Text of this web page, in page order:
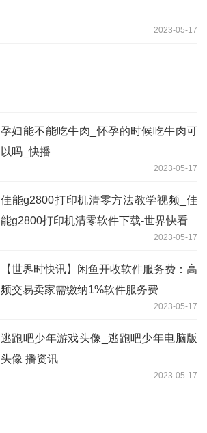
2023-05-17
孕妇能不能吃牛肉_怀孕的时候吃牛肉可
以吗_快播
2023-05-17
佳能g2800打印机清零方法教学视频_佳
能g2800打印机清零软件下载-世界快看
2023-05-17
【世界时快讯】闲鱼开收软件服务费：高
频交易卖家需缴纳1%软件服务费
2023-05-17
逃跑吧少年游戏头像_逃跑吧少年电脑版
头像 播资讯
2023-05-17